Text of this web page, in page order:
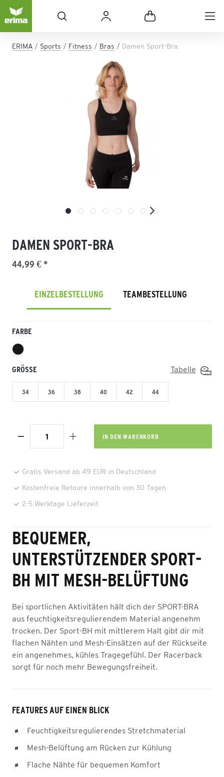
ERIMA Sports Fitness Bras Damen Sport-Bra
DAMEN SPORT-BRA
44,99 € *
EINZELBESTELLUNG TEAMBESTELLUNG
FARBE
GRÖSSE Tabelle
34 36 38 40 42 44
IN DEN WARENKORB
Gratis Versand ab 49 EUR in Deutschland
Kostenfreie Retoure innerhalb von 30 Tagen
2-5 Werktage Lieferzeit
BEQUEMER,
UNTERSTÜTZENDER SPORT-
BH MIT MESH-BELÜFTUNG
Bei sportlichen Aktivitäten hält dich der SPORT-BRA
aus feuchtigkeitsregulierendem Material angenehm
trocken. Der Sport-BH mit mittlerem Halt gibt dir mit
flachen Nähten und Mesh-Einsätzen auf der Rückseite
ein angenehmes, kühles Tragegefühl. Der Racerback
sorgt für noch mehr Bewegungsfreiheit.
FEATURES AUF EINEN BLICK
Feuchtigkeitsregulierendes Stretchmaterial
Mesh-Belüftung am Rücken zur Kühlung
Flache Nähte für bequemen Komfort